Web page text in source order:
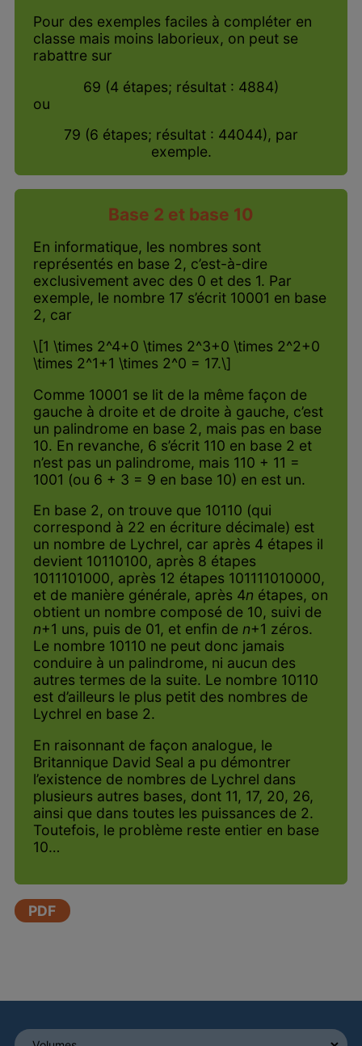
Pour des exemples faciles à compléter en
classe mais moins laborieux, on peut se
rabattre sur
69 (4 étapes; résultat : 4884)
ou
79 (6 étapes; résultat : 44044), par
exemple.
Base 2 et base 10
En informatique, les nombres sont
représentés en base 2, c’est-à-dire
exclusivement avec des 0 et des 1. Par
exemple, le nombre 17 s’écrit 10001 en base
2, car
\[1 \times 2^4+0 \times 2^3+0 \times 2^2+0
\times 2^1+1 \times 2^0 = 17.\]
Comme 10001 se lit de la même façon de
gauche à droite et de droite à gauche, c’est
un palindrome en base 2, mais pas en base
10. En revanche, 6 s’écrit 110 en base 2 et
n’est pas un palindrome, mais 110 + 11 =
1001 (ou 6 + 3 = 9 en base 10) en est un.
En base 2, on trouve que 10110 (qui
correspond à 22 en écriture décimale) est
un nombre de Lychrel, car après 4 étapes il
devient 10110100, après 8 étapes
1011101000, après 12 étapes 101111010000,
et de manière générale, après 4n étapes, on
obtient un nombre composé de 10, suivi de
n+1 uns, puis de 01, et enfin de n+1 zéros.
Le nombre 10110 ne peut donc jamais
conduire à un palindrome, ni aucun des
autres termes de la suite. Le nombre 10110
est d’ailleurs le plus petit des nombres de
Lychrel en base 2.
En raisonnant de façon analogue, le
Britannique David Seal a pu démontrer
l’existence de nombres de Lychrel dans
plusieurs autres bases, dont 11, 17, 20, 26,
ainsi que dans toutes les puissances de 2.
Toutefois, le problème reste entier en base
10…
PDF